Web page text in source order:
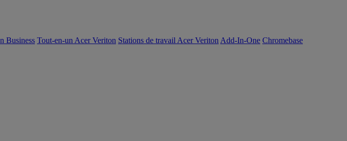
Business Tout-en-un Acer Veriton Stations de travail Acer Veriton Add-In-One Chromebase